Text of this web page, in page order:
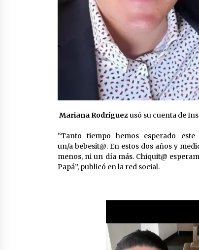
Mariana Rodríguezusó su cuenta de
“Tanto tiempo hemos esperado
un/a bebesit@. En estos dos años y
menos, ni un día más. Chiquit@
Papá”, publicó en la red social.